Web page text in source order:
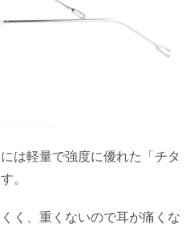
は軽量で強度に優れた「チタ
。
く、重くないので耳が痛くな